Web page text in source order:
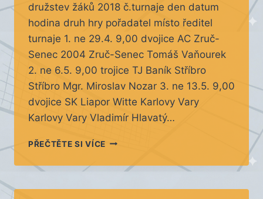
družstev žáků 2018 č.turnaje den datum
hodina druh hry pořadatel místo ředitel
turnaje 1. ne 29.4. 9,00 dvojice AC Zruč-
Senec 2004 Zruč-Senec Tomáš Vaňourek
2. ne 6.5. 9,00 trojice TJ Baník Stříbro
Stříbro Mgr. Miroslav Nozar 3. ne 13.5. 9,00
dvojice SK Liapor Witte Karlovy Vary
Karlovy Vary Vladimír Hlavatý…
PŘEČTĚTE SI VÍCEKP
–
2018